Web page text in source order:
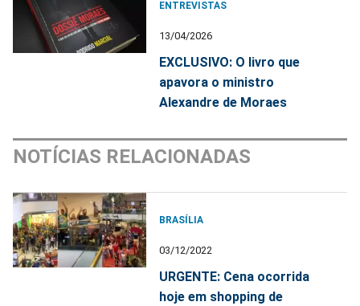
ENTREVISTAS
13/04/2026
EXCLUSIVO: O livro que
apavora o ministro
Alexandre de Moraes
NOTÍCIAS RELACIONADAS
BRASÍLIA
03/12/2022
URGENTE: Cena ocorrida
hoje em shopping de